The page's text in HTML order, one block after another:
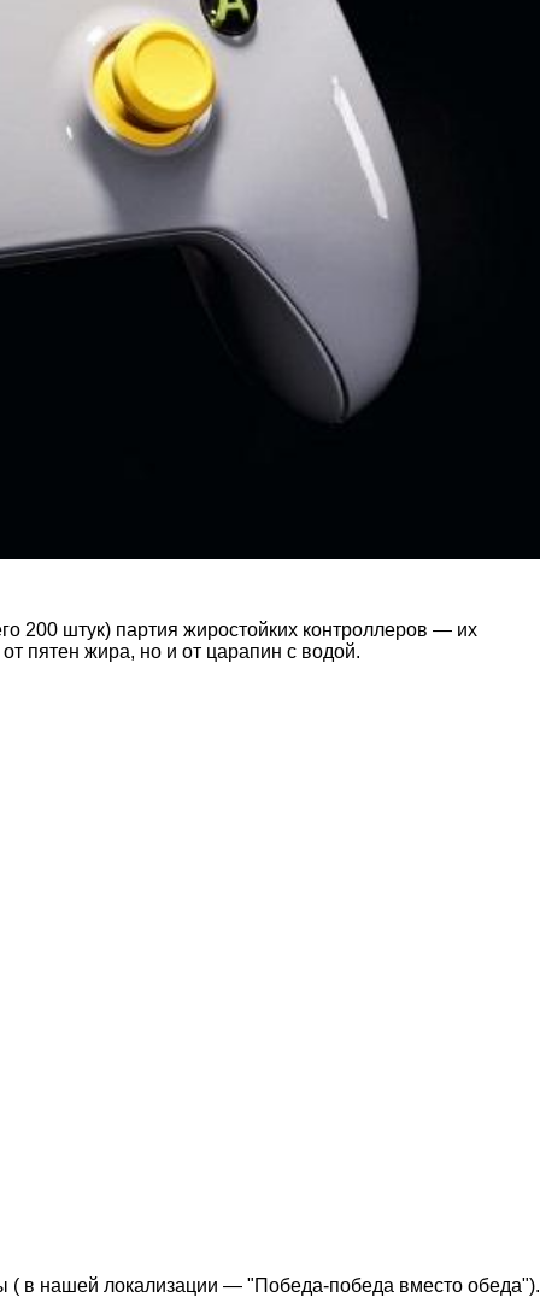
200 штук) партия жиростойких контроллеров — их
пятен жира, но и от царапин с водой.
( в нашей локализации — "Победа-победа вместо обеда").